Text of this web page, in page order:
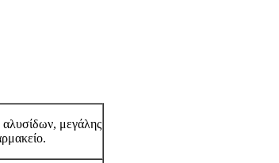
αλυσίδων, μεγάλης